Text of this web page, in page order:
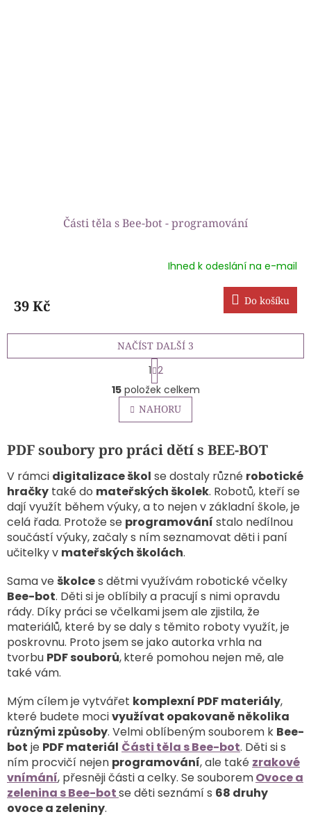
Části těla s Bee-bot - programování
je
z
hvězdiček.
Ihned k odeslání na e-mail
39 Kč Do košíku
O
v
l
á
a
í
p
r
v
k
y
v
p
i
s
u
NAČÍST DALŠÍ 3
S
t
r
á
n
k
v
á
í
1 2
15položek celkem
NAHORU
PDF soubory pro práci dětí s BEE-BOT
V rámci digitalizace škol se dostaly různé robotické
hračky také do mateřských školek. Robotů, kteří se
dají využít během výuky, a to nejen v základní škole, je
celá řada. Protože se programování stalo nedílnou
součástí výuky, začaly s ním seznamovat děti i paní
učitelky v mateřských školách.
Sama ve školces dětmi využívám robotické včelky
Bee-bot. Děti si je oblíbily a pracují s nimi opravdu
rády. Díky práci se včelkami jsem ale zjistila, že
materiálů, které by se daly s těmito roboty využít, je
poskrovnu. Proto jsem se jako autorka vrhla na
tvorbu PDF souborů,které pomohou nejen mě, ale
také vám.
Mým cílem je vytvářet komplexní PDF materiály,
které budete mocivyužívat opakovaně několika
různými způsoby. Velmi oblíbeným souborem k Bee-
bot je PDF materiál Části těla s Bee-bot. Děti si s
ním procvičí nejen programování, ale také zrakové
vnímání, přesněji části a celky. Se souboremOvoce a
zelenina s Bee-botse děti seznámí s 68 druhy
ovoce a zeleniny.